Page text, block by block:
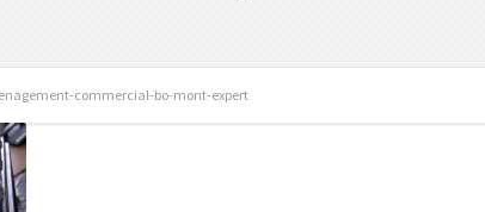
commercial-bo-mont-expert